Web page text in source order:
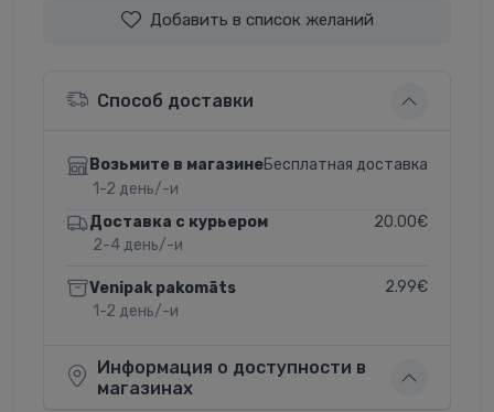
Добавить в список желаний
Способ доставки
Возьмите в магазине
1-2 день/-и
Бесплатная доставка
Доставка с курьером
2-4 день/-и
20.00€
Venipak pakomāts
1-2 день/-и
2.99€
Информация о доступности в
магазинах